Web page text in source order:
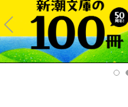
Pre
v